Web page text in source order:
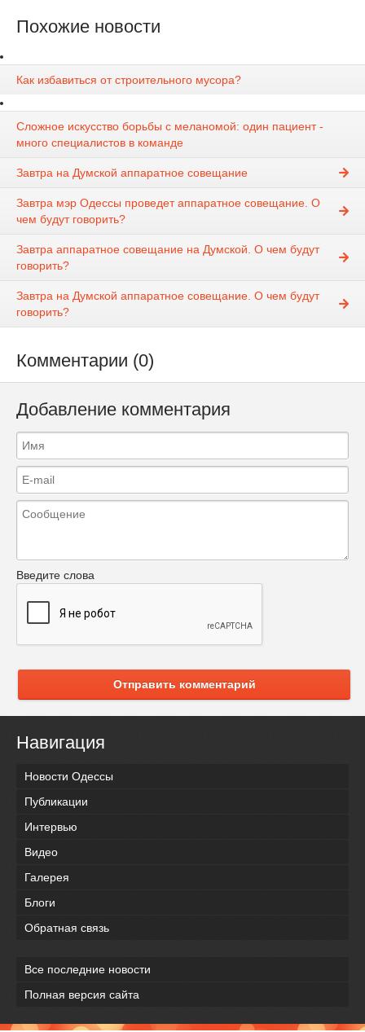
Похожие новости
Как избавиться от строительного мусора?
Сложное искусство борьбы с меланомой: один пациент -
много специалистов в команде
Завтра на Думской аппаратное совещание
Завтра мэр Одессы проведет аппаратное совещание. О
чем будут говорить?
Завтра аппаратное совещание на Думской. О чем будут
говорить?
Завтра на Думской аппаратное совещание. О чем будут
говорить?
Комментарии (0)
Добавление комментария
Введите слова
Отправить комментарий
Навигация
Новости Одессы
Публикации
Интервью
Видео
Галерея
Блоги
Обратная связь
Все последние новости
Полная версия сайта